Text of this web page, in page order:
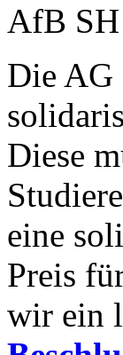
AfB SH
Die
Diese
eine
Preis
wir ein